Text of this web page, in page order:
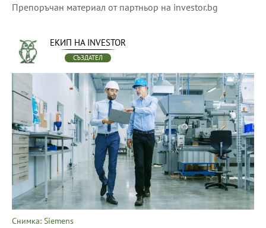
Препоръчан материал от партньор на investor.bg
ЕКИП НА INVESTOR
СЪЗДАТЕЛ
Снимка: Siemens